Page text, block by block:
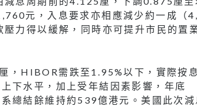
元，入息要求亦相應減少約一成（
力得以緩解，同時亦可提升市民的置
，HIBOR需跌至1.95%以下，實際按
下水平，加上受年結因素影響，年底
總結餘維持約539億港元。美國此次減